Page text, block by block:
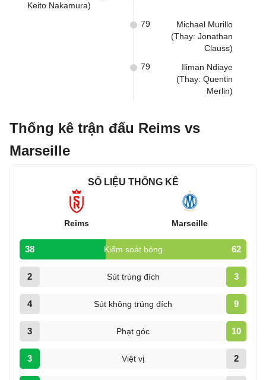
Keito Nakamura)
Michael Murillo
(Thay: Jonathan
Clauss)
79
Iliman Ndiaye
(Thay: Quentin
Merlin)
79
Thống kê trận đấu Reims vs
Marseille
SỐ LIỆU THỐNG KÊ
Reims Marseille
38 Kiểm soát bóng 62
2 Sút trúng đích 3
4 Sút không trúng đích 9
3 Phạt góc 10
3 Việt vị 2